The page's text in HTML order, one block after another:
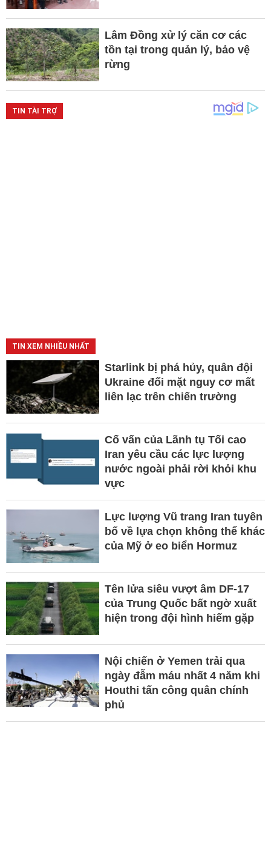
Lâm Đồng xử lý căn cơ các
tồn tại trong quản lý, bảo vệ
rừng
TIN XEM NHIỀU NHẤT
Starlink bị phá hủy, quân đội
Ukraine đối mặt nguy cơ mất
liên lạc trên chiến trường
Cố vấn của Lãnh tụ Tối cao
Iran yêu cầu các lực lượng
nước ngoài phải rời khỏi khu
vực
Lực lượng Vũ trang Iran tuyên
bố về lựa chọn không thể khác
của Mỹ ở eo biển Hormuz
Tên lửa siêu vượt âm DF-17
của Trung Quốc bất ngờ xuất
hiện trong đội hình hiếm gặp
Nội chiến ở Yemen trải qua
ngày đẫm máu nhất 4 năm khi
Houthi tấn công quân chính
phủ